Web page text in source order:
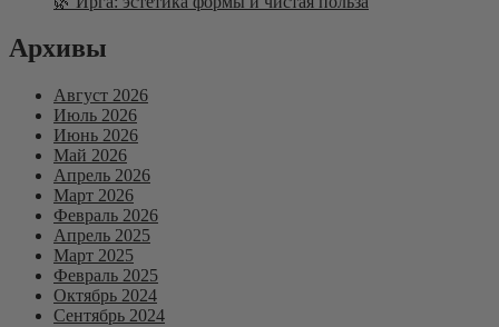
Архивы
Август 2026
Июль 2026
Июнь 2026
Май 2026
Апрель 2026
Март 2026
Февраль 2026
Апрель 2025
Март 2025
Февраль 2025
Октябрь 2024
Сентябрь 2024